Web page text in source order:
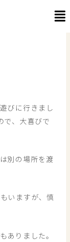
びに行きまし
で、大喜びで
別の場所を渡
いますが、慎
ありました。